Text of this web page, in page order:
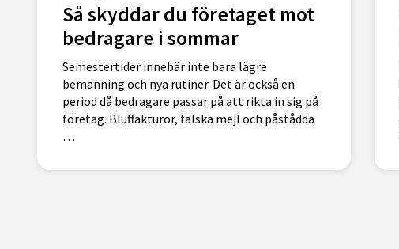
Så skyddar du företaget mot
bedragare i sommar
Semestertider innebär inte bara lägre
bemanning och nya rutiner. Det är också en
period då bedragare passar på att rikta in sig på
företag. Bluffakturor, falska mejl och påstådda
…